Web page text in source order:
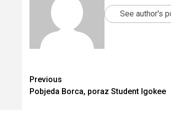
See author's
Continue
Reading
Previous
Pobjeda Borca, poraz Student Igokee